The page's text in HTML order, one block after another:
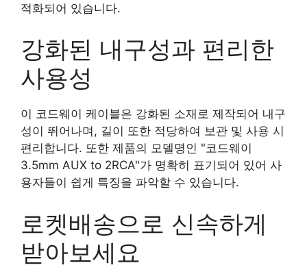
적화되어 있습니다.
강화된 내구성과 편리한
사용성
이 코드웨이 케이블은 강화된 소재로 제작되어 내구
성이 뛰어나며, 길이 또한 적당하여 보관 및 사용 시
편리합니다. 또한 제품의 모델명인 "코드웨이
3.5mm AUX to 2RCA"가 명확히 표기되어 있어 사
용자들이 쉽게 특징을 파악할 수 있습니다.
로켓배송으로 신속하게
받아보세요